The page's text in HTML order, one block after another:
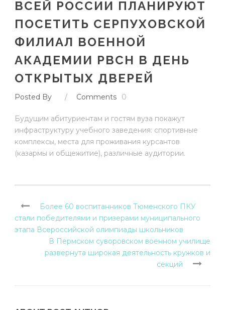
ВСЕЙ РОССИИ ПЛАНИРУЮТ
ПОСЕТИТЬ СЕРПУХОВСКОЙ
ФИЛИАЛ ВОЕННОЙ
АКАДЕМИИ РВСН В ДЕНЬ
ОТКРЫТЫХ ДВЕРЕЙ
Posted By / Comments 0
Будущим абитуриентам и гостям вуза покажут
инфраструктуру учебного заведения: спортивные
комплексы, места для проживания курсантов
(казармы и общежитие), различные аудитории.
Более 60 воспитанников Тюменского ПКУ
стали победителями и призерами муниципального
этапа Всероссийской олимпиады школьников
В Пермском суворовском военном училище
развернута широкая деятельность кружков и
секций